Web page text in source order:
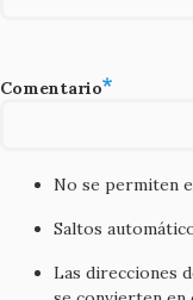
Comentario
No se permiten
Saltos
Las direcciones